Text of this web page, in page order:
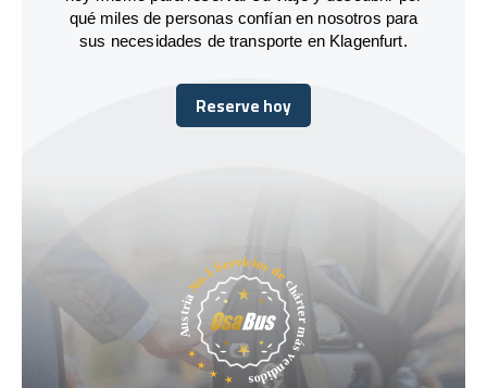
qué miles de personas confían en nosotros para
sus necesidades de transporte en Klagenfurt.
Reserve hoy
Reserve hoy